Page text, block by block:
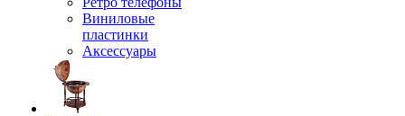
Виниловые
пластинки
Аксессуары